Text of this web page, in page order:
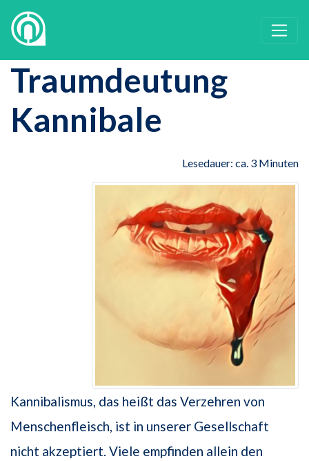
Traumdeutung
Kannibale
Lesedauer: ca. 3 Minuten
Kannibalismus, das heißt das Verzehren von
Menschenfleisch, ist in unserer Gesellschaft
nicht akzeptiert. Viele empfinden allein den